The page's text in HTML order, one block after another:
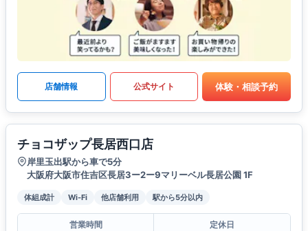
店舗情報 公式サイト 体験・相談予約
チョコザップ長居西口店
岸里玉出駅から車で5分
大阪府大阪市住吉区長居3ー2ー9マリーベル長居公園 1F
体組成計 Wi-Fi 他店舗利用 駅から5分以内
営業時間
定休日